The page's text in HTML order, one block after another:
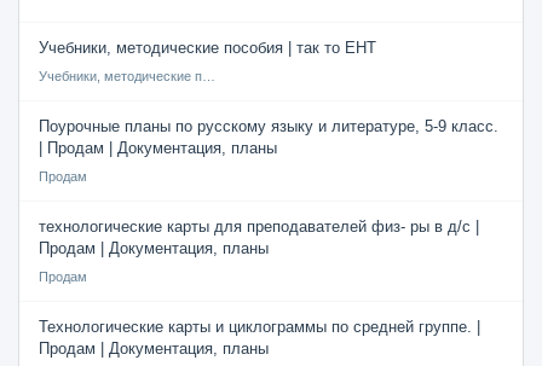
Учебники, методические пособия | так то ЕНТ
Поурочные планы по русскому языку и литературе, 5-9 класс.
| Продам | Документация, планы
Продам
технологические карты для преподавателей физ- ры в д/с |
Продам | Документация, планы
Продам
Технологические карты и циклограммы по средней группе. |
Продам | Документация, планы